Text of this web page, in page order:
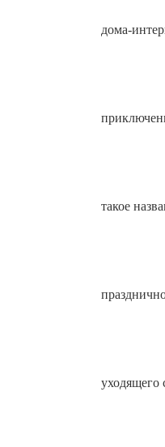
дома-
такое
уходящего